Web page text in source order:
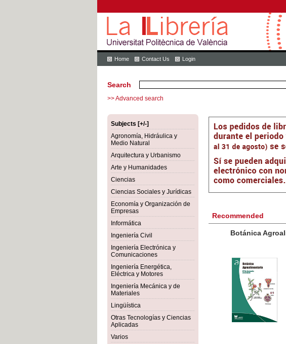
Home Contact Us Login
Search
>> Advanced search
Subjects [+/-]
Agronomía, Hidráulica y
Medio Natural
Arquitectura y Urbanismo
Arte y Humanidades
Ciencias
Ciencias Sociales y Jurídicas
Economía y Organización de
Empresas
Informática
Ingeniería Civil
Ingeniería Electrónica y
Comunicaciones
Ingeniería Energética,
Eléctrica y Motores
Ingeniería Mecánica y de
Materiales
Lingüística
Otras Tecnologías y Ciencias
Aplicadas
Varios
Recommended
Botánica